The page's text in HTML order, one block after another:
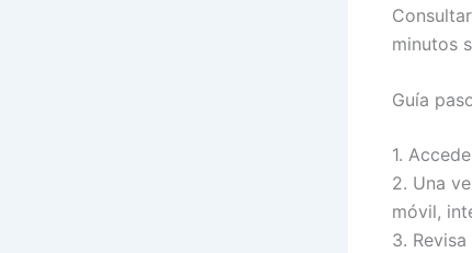
minutos
Guía
1.
2. Una
móvil,
3.